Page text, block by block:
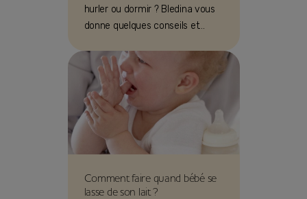
hurler ou dormir ? Bledina vous
donne quelques conseils et
étape.
Comment faire quand bébé se
lasse de son lait ?